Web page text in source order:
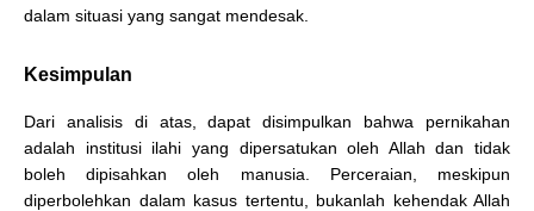
dalam situasi yang sangat mendesak.
Kesimpulan
Dari analisis di atas, dapat disimpulkan bahwa pernikahan
adalah institusi ilahi yang dipersatukan oleh Allah dan tidak
boleh dipisahkan oleh manusia. Perceraian, meskipun
diperbolehkan dalam kasus tertentu, bukanlah kehendak Allah